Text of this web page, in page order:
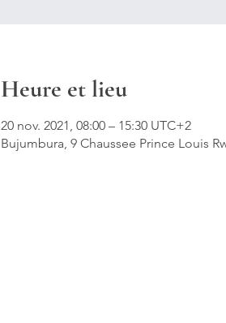
Heure et lieu
20 nov. 2021, 08:00 – 15:30 UTC+2
Bujumbura, 9 Chaussee Prince Louis